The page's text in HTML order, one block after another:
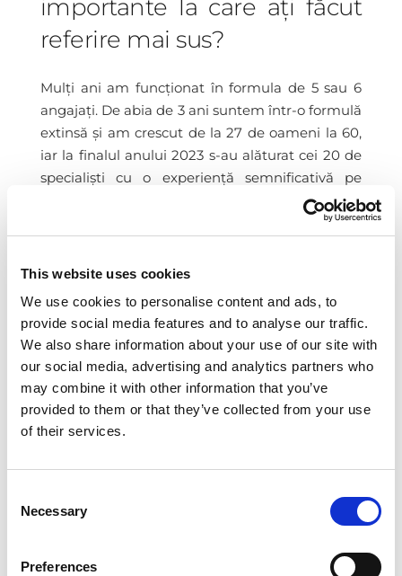
This website uses cookies
We use cookies to personalise content and ads, to
provide social media features and to analyse our traffic.
We also share information about your use of our site with
our social media, advertising and analytics partners who
may combine it with other information that you’ve
provided to them or that they’ve collected from your use
of their services.
Selection
Necessary
Preferences
importante la care ați făcut
referire mai sus?
Mulți ani am funcționat în formula de 5 sau 6
angajați. De abia de 3 ani suntem într-o formulă
extinsă și am crescut de la 27 de oameni la 60,
iar la finalul anului 2023 s-au alăturat cei 20 de
specialiști cu o experiență semnificativă pe
piață, în urma achiziției Kepler Management
Systems. Integrarea celor două echipe va duce
soluției de ERP Microsoft Business 365 Business
Așadar, astăzi suntem o echipă cu 80 de resurse
productive, împărțite pe șase departamente –
consultanță, implementare, programare și
dezvoltare, suport și mentenanță, vânzări și
marketing, project management și power BI, iar
potențialul de creștere în anii următori se
Cum arată ELIAN în cifre și
care sunt obiectivele sau